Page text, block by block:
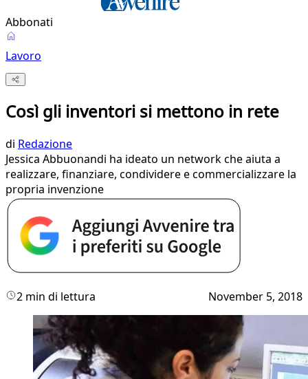
Abbonati
Lavoro
Così gli inventori si mettono in rete
di Redazione
Jessica Abbuonandi ha ideato un network che aiuta a
realizzare, finanziare, condividere e commercializzare la
propria invenzione
2 min di lettura November 5, 2018